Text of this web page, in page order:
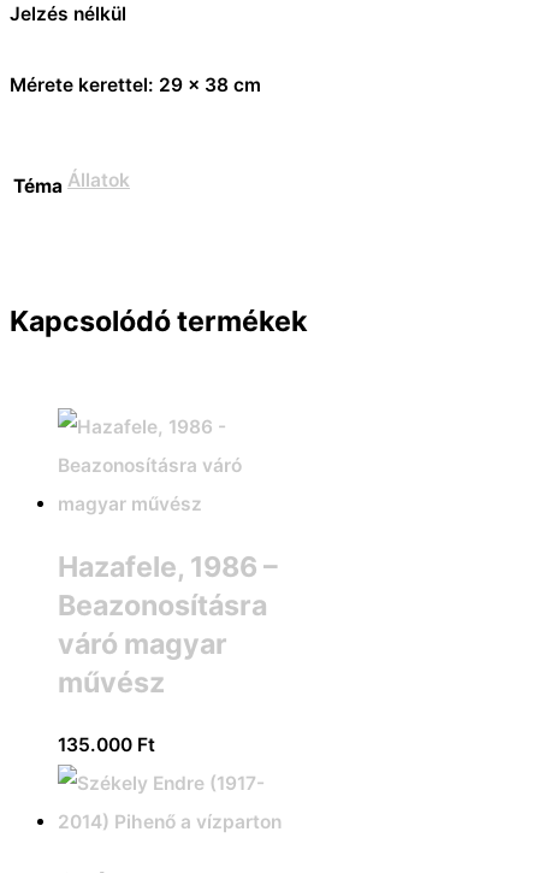
Jelzés nélkül
Mérete kerettel: 29 x 38 cm
Téma Állatok
Kapcsolódó termékek
Hazafele, 1986 –
Beazonosításra
váró magyar
művész
135.000 Ft